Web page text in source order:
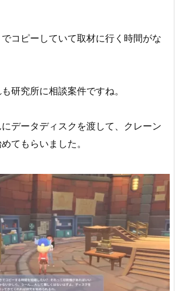
コピーしていて取材に行く時間がな
研究所に相談案件ですね。
データディスクを渡して、クレーン
てもらいました。